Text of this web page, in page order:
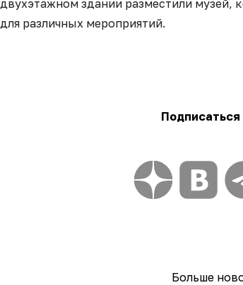
двухэтажном здании разместили музей,
для различных мероприятий.
Подписаться
Больше